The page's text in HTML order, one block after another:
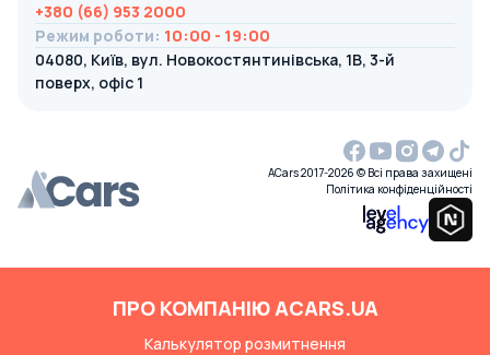
+380 (66) 953 2000
Режим роботи: 10:00 - 19:00
04080, Київ, вул. Новокостянтинівська, 1В, 3-й
поверх, офіс 1
ACars 2017-2026 © Всі права захищені
Політика конфіденційності
ПРО КОМПАНІЮ ACARS.UA
Калькулятор розмитнення